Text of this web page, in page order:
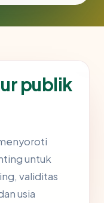
publik
untuk
validitas
usia